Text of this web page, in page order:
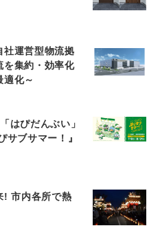
社運営型物流拠
を集約・効率化
適化～
はぴだんぶい」
サブサマー！』
! 市内各所で熱